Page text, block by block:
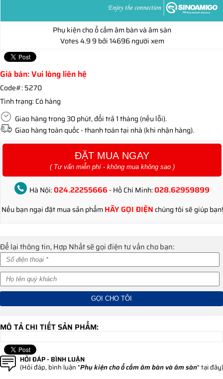
Phụ kiện cho ổ cắm âm bàn và âm sàn
Votes4.99bởi 14696 người xem
Giá bán: Vui lòng liên hệ
Code#:5270
Tình trạng:Có hàng
Giao hàng trong 30 phút, đổi trả 1 tháng (nếu lỗi).
Giao hàng toàn quốc - thanh toán tại nhà (khi nhận hàng).
ĐẶT MUA NGAY
( Tư vấn miễn phí - không mua không sao )
Hà Nội:024.22255666 - Hồ Chí Minh:028.62959899
Nếu bạn ngại đặt mua sản phẩmHÃY GỌI ĐIỆN chúng tôi sẽ giúp bạn!
Để lại thông tin, Hợp Nhất sẽ gọi điện tư vấn cho bạn:
MÔ TẢ CHI TIẾT SẢN PHẨM:
HỎI ĐÁP - BÌNH LUẬN
(Hỏi đáp, bình luận "Phụ kiện cho ổ cắm âm bàn và âm sàn" tại đây)